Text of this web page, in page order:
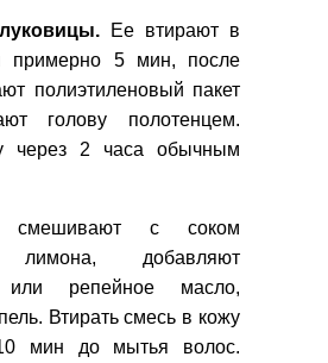
Ее втирают в
примерно 5 мин, после
полиэтиленовый пакет
голову полотенцем.
через 2 часа обычным
с соком
лимона, добавляют
или репейное масло,
Втирать смесь в кожу
мин до мытья волос.